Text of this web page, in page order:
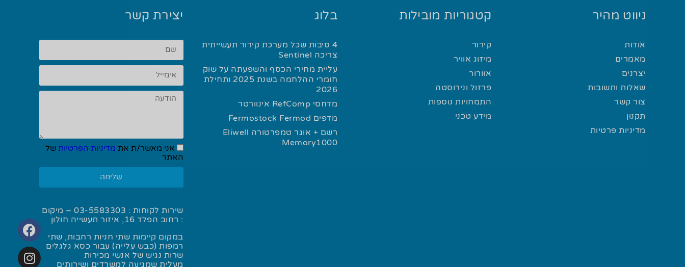
ניווט מהיר
אודות
מאמרים
יצרנים
שאלות ותשובות
צור קשר
תקנון
מדיניות פרטיות
קטגוריות מובילות
קירור
מיזוג אוויר
אוורור
פרזול ונירוסטה
התמחויות נוספות
מידע טכני
בלוג
4 סיבות שכל מערכת קירור תעשייתית
צריכה Sentinel
עליית מחירי הכסף והשפעתה על שוק
חומרי ההלחמה בשנת 2025 ותחילת
2026
מדחסי RefComp אינוורטר
מדפים Fermostock Fermod
רשם + אוגר טמפרטורה Eliwell
Memory1000
יצירת קשר
אני מאשר/ת את מדיניות הפרטיות של
האתר
שליחה
שירות לקוחות : 03-5583303 – מיקום
: רחוב הפלד 16, איזור תעשייה חולון
במקום קיימות שתי חניות רחבות, שתי
רמפות (כבש עלייה) עבור כסא גלגלים
שרות נגיש של אנשי מכירות
מעלית שמגיעה למשרדים ושירותים